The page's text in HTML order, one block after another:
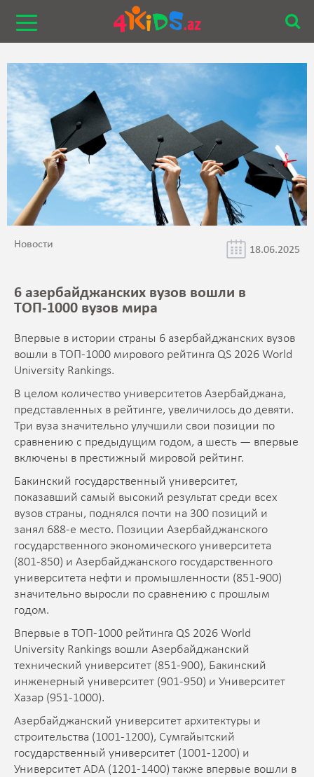
Новости 18.06.2025
6 азербайджанских вузов вошли в
ТОП-1000 вузов мира
Впервые в истории страны 6 азербайджанских вузов
вошли в ТОП-1000 мирового рейтинга QS 2026 World
University Rankings.
В целом количество университетов Азербайджана,
представленных в рейтинге, увеличилось до девяти.
Три вуза значительно улучшили свои позиции по
сравнению с предыдущим годом, а шесть — впервые
включены в престижный мировой рейтинг.
Бакинский государственный университет,
показавший самый высокий результат среди всех
вузов страны, поднялся почти на 300 позиций и
занял 688-е место. Позиции Азербайджанского
государственного экономического университета
(801-850) и Азербайджанского государственного
университета нефти и промышленности (851-900)
значительно выросли по сравнению с прошлым
годом.
Впервые в ТОП-1000 рейтинга QS 2026 World
University Rankings вошли Азербайджанский
технический университет (851-900), Бакинский
инженерный университет (901-950) и Университет
Хазар (951-1000).
Азербайджанский университет архитектуры и
строительства (1001-1200), Сумгайытский
государственный университет (1001-1200) и
Университет ADA (1201-1400) также впервые вошли в